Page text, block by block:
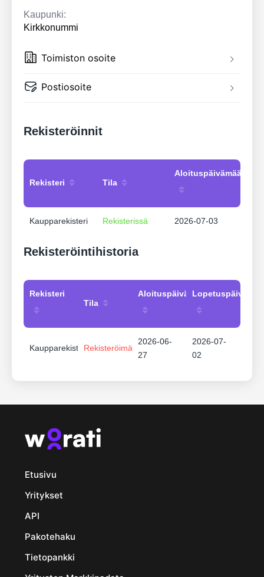
Kaupunki:
Kirkkonummi
Toimiston osoite
Postiosoite
Rekisteröinnit
Rekisteri Tila
Aloituspäivämäärä
Kaupparekisteri Rekisterissä 2026-07-03
Rekisteröintihistoria
Rekisteri
Tila
Aloituspäivämäärä
KaupparekisteriRekisteröimätön
2026-06-
27
2026-07-
02
Etusivu
Yritykset
API
Pakotehaku
Tietopankki